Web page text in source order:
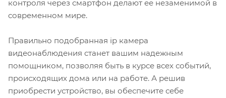
контроля через смартфон делают ее незаменимой в
современном мире.
Правильно подобранная ip камера
видеонаблюдения станет вашим надежным
помощником, позволяя быть в курсе всех событий,
происходящих дома или на работе. А решив
приобрести устройство, вы обеспечите себе